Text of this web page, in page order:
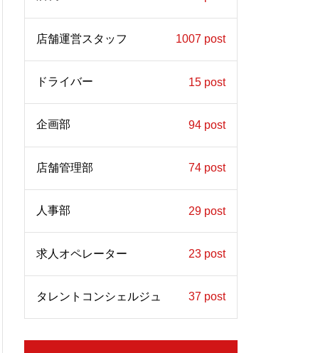
店舗運営スタッフ 1007 post
ドライバー 15 post
企画部 94 post
店舗管理部 74 post
人事部 29 post
求人オペレーター 23 post
タレントコンシェルジュ 37 post